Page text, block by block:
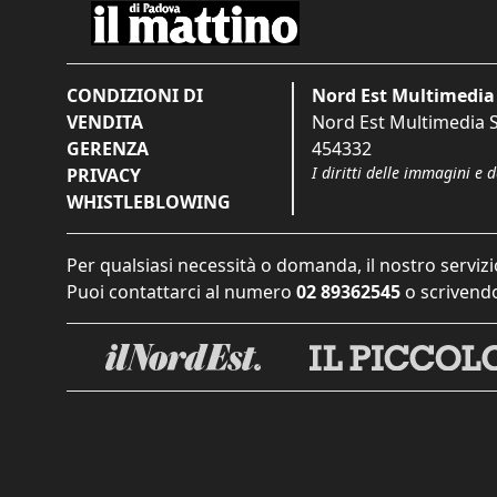
CONDIZIONI DI
VENDITA
GERENZA
PRIVACY
WHISTLEBLOWING
Nord Est Multimedia
Nord Est Multimedia
454332
I diritti delle immagini e
Per qualsiasi necessità o domanda, il nostro
Puoi contattarci al numero 02 89362545 o